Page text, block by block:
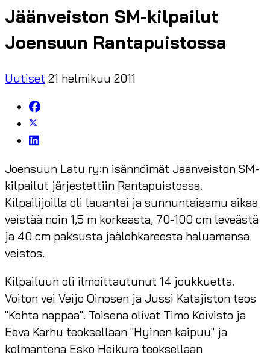
Jäänveiston SM-kilpailut
Joensuun Rantapuistossa
Uutiset 21 helmikuu 2011
Joensuun Latu ry:n isännöimät Jäänveiston SM-
kilpailut järjestettiin Rantapuistossa.
Kilpailijoilla oli lauantai ja sunnuntaiaamu aikaa
veistää noin 1,5 m korkeasta, 70-100 cm leveästä
ja 40 cm paksusta jäälohkareesta haluamansa
veistos.
Kilpailuun oli ilmoittautunut 14 joukkuetta.
Voiton vei Veijo Oinosen ja Jussi Katajiston teos
"Kohta nappaa". Toisena olivat Timo Koivisto ja
Eeva Karhu teoksellaan "Hyinen kaipuu" ja
kolmantena Esko Heikura teoksellaan